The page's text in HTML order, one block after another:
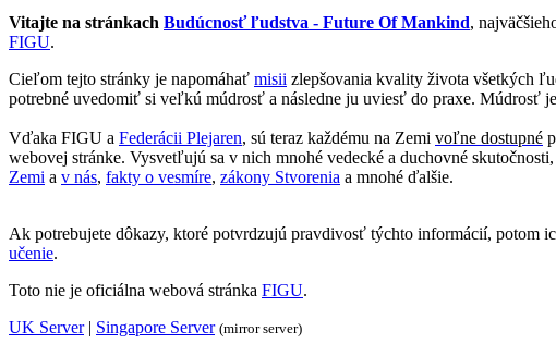
Vitajte na stránkach Budúcnosť ľudstva - Future Of Mankind,
FIGU.
Cieľom tejto stránky je napomáhať misii zlepšovania kvality života všetkých
potrebné uvedomiť si veľkú múdrosť a následne ju uviesť do praxe. Múdrosť
Vďaka FIGU a Federácii Plejaren, sú teraz každému na Zemi voľne dostupné
webovej stránke. Vysvetľujú sa v nich mnohé vedecké a duchovné
Zemi a v nás, fakty o vesmíre, zákony Stvorenia a mnohé ďalšie.
Ak potrebujete dôkazy, ktoré potvrdzujú pravdivosť týchto informácií, potom
učenie.
Toto nie je oficiálna webová stránka FIGU.
UK Server| Singapore Server (mirror server)